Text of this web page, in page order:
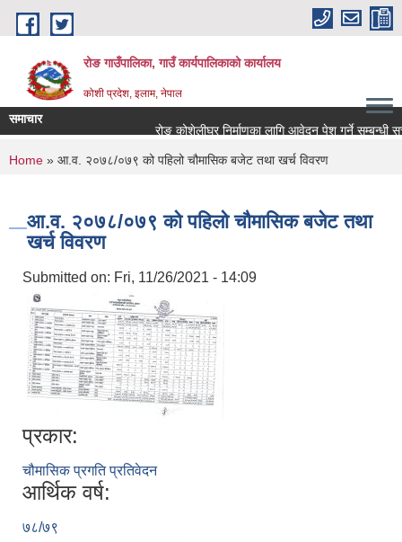
Skip to main content
रोङ गाउँपालिका, गाउँ कार्यपालिकाको कार्यालय
कोशी प्रदेश, इलाम, नेपाल
समाचार
रोङ कोशेलीघर निर्माणका लागि आवेदन पेश गर्ने सम्बन्धी
You are here
Home » आ.व. २०७८/०७९ को पहिलो चौमासिक बजेट तथा खर्च विवरण
आ.व. २०७८/०७९ को पहिलो चौमासिक बजेट तथा
खर्च विवरण
Submitted on: Fri, 11/26/2021 - 14:09
प्रकार:
चौमासिक प्रगति प्रतिवेदन
आर्थिक वर्ष:
७८/७९